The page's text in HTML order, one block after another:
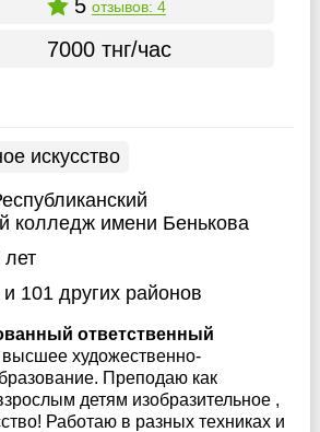
5 отзывов: 4
7000 тнг/час
искусство
колледж имени Бенькова
101 других районов
ответственный
художественно-
Преподаю как
детям изобразительное ,
Работаю в разных техниках и